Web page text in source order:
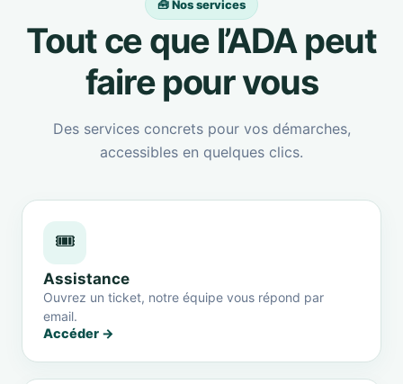
🧰 Nos services
Tout ce que l’ADA peut
faire pour vous
Des services concrets pour vos démarches,
accessibles en quelques clics.
🎟️
Assistance
Ouvrez un ticket, notre équipe vous répond par
email.
Accéder →